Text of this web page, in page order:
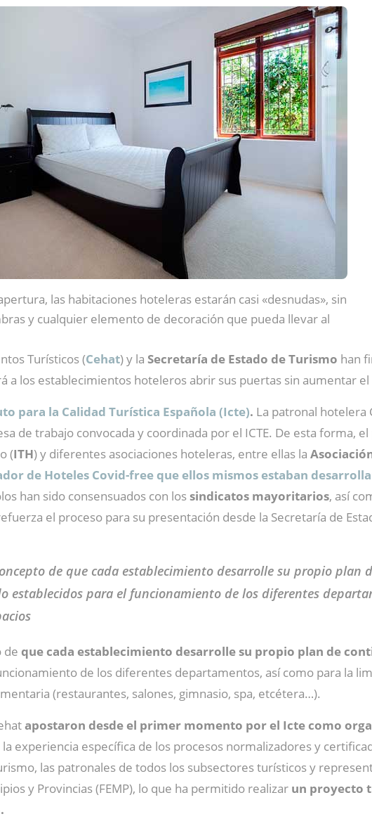
las habitaciones hoteleras estarán casi «desnudas», sin
y cualquier elemento de decoración que pueda llevar al
Turísticos (Cehat) y la Secretaría de Estado de Turismo han
a los establecimientos hoteleros abrir sus puertas sin aumentar
para la Calidad Turística Española (Icte). La patronal hotelera
de trabajo convocada y coordinada por el ICTE. De esta forma,
(ITH) y diferentes asociaciones hoteleras, entre ellas la
de Hoteles Covid-free que ellos mismos estaban
han sido consensuados con lossindicatos mayoritarios, así
el proceso para su presentación desde la Secretaría de
de que cada establecimiento desarrolle su propio plan
establecidos para el funcionamiento de los diferentes
de que cada establecimiento desarrolle su propio plan de
de los diferentes departamentos, así como para la
(restaurantes, salones, gimnasio, spa, etcétera…).
apostaron desde el primer momento por el Icte como
experiencia específica de los procesos normalizadores y
las patronales de todos los subsectores turísticos y
y Provincias (FEMP), lo que ha permitido realizar un proyecto